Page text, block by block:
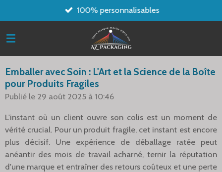
au
contenu
100% personnalisables
Emballer avec Soin : L'Art et la Science de la Boîte
pour Produits Fragiles
Publié le 29 août 2025 à 10:46
L'instant où un client ouvre son colis est un moment de
vérité crucial. Pour un produit fragile, cet instant est encore
plus décisif. Une expérience de déballage ratée peut
anéantir des mois de travail acharné, ternir la réputation
d'une marque et entraîner des retours coûteux et une perte